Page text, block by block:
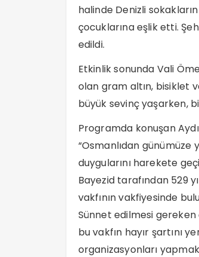
halinde Denizli
çocuklarına eşlik etti.
edildi.
Etkinlik sonunda Vali
olan gram altın, bisiklet
büyük sevinç yaşarken,
Programda konuşan
“Osmanlıdan günümüze
duygularını harekete
Bayezid tarafından 529
vakfının vakfiyesinde
Sünnet edilmesi
bu vakfın hayır şartını
organizasyonları